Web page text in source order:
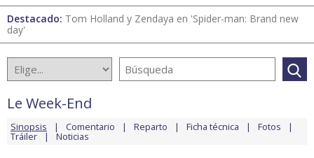
Destacado: Tom Holland y Zendaya en 'Spider-man: Brand new
day'
Le Week-End
Sinopsis Comentario Reparto Ficha técnica Fotos
Tráiler Noticias